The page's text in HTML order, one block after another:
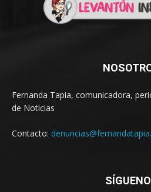
Fernanda Tapia, comunicadora,
de Noticias
Contacto: